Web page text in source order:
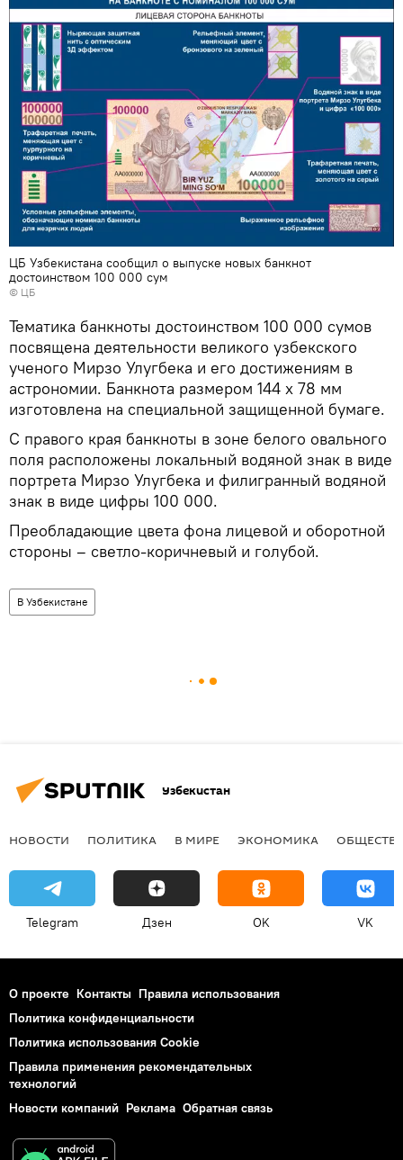
ЦБ Узбекистана сообщил о выпуске новых банкнот
достоинством 100 000 сум
© ЦБ
Тематика банкноты достоинством 100 000 сумов
посвящена деятельности великого узбекского
ученого Мирзо Улугбека и его достижениям в
астрономии. Банкнота размером 144 х 78 мм
изготовлена на специальной защищенной бумаге.
С правого края банкноты в зоне белого овального
поля расположены локальный водяной знак в виде
портрета Мирзо Улугбека и филигранный водяной
знак в виде цифры 100 000.
Преобладающие цвета фона лицевой и оборотной
стороны – светло-коричневый и голубой.
В Узбекистане
Узбекистан
НОВОСТИ ПОЛИТИКА В МИРЕ ЭКОНОМИКА
Telegram Дзен OK VK
О проекте Контакты Правила использования
Политика конфиденциальности
Политика использования Cookie
Правила применения рекомендательных
технологий
Новости компаний Реклама Обратная связь